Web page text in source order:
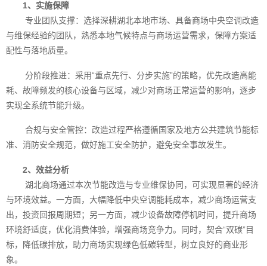
1、实施保障
专业团队支撑：选择深耕湖北本地市场、具备商场中央空调改造
与维保经验的团队，熟悉本地气候特点与商场运营需求，保障方案适
配性与落地质量。
分阶段推进：采用“重点先行、分步实施”的策略，优先改造高能
耗、故障频发的核心设备与区域，减少对商场正常运营的影响，逐步
实现全系统节能升级。
合规与安全管控：改造过程严格遵循国家及地方公共建筑节能标
准、消防安全规范，做好施工安全防护，避免安全事故发生。
2、效益分析
湖北商场通过本次节能改造与专业维保协同，可实现显著的经济
与环境效益。一方面，大幅降低中央空调能耗成本，减少商场运营支
出，投资回报周期短；另一方面，减少设备故障停机时间，提升商场
环境舒适度，优化消费体验，增强商场竞争力。同时，契合“双碳”目
标，降低碳排放，助力商场实现绿色低碳转型，树立良好的商业形
象。